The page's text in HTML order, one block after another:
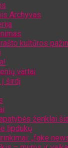
Archyvas
kultūros
vartai
širdį
ženklai
lipdukų
„fake